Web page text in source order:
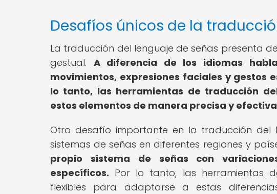
Desafíos únicos de la
La traducción del lenguaje de señas presenta
gestual. A diferencia de los idiomas
movimientos, expresiones faciales y gestos
lo tanto, las herramientas de traducción
estos elementos de manera precisa y
Otro desafío importante en la traducción
sistemas de señas en diferentes regiones y
propio sistema de señas con
específicos. Por lo tanto, las herramientas
flexibles para adaptarse a estas